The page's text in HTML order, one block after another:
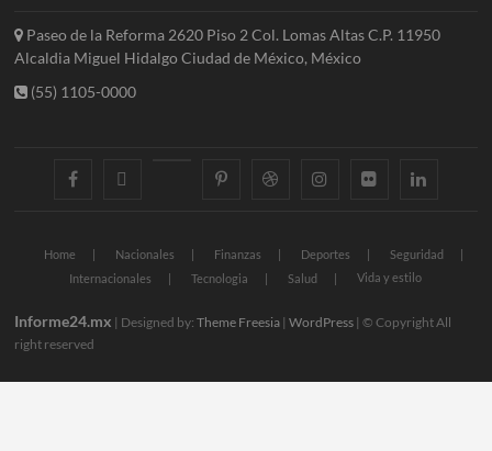
Paseo de la Reforma 2620 Piso 2 Col. Lomas Altas C.P. 11950
Alcaldia Miguel Hidalgo Ciudad de México, México
(55) 1105-0000
facebook googlepluspinterestdribbble instagramflickr linkedin
Home Nacionales Finanzas Deportes
Seguridad
Internacionales
Tecnologia Salud Vida y estilo
Informe24.mx | Designed by:Theme Freesia |WordPress | © Copyright All
right reserved